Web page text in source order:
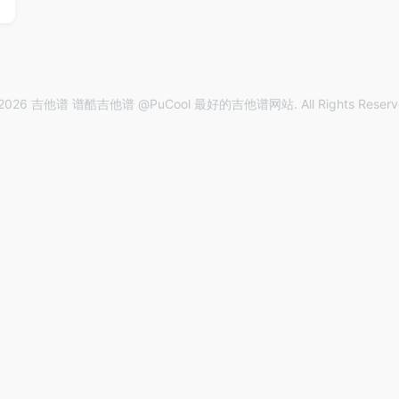
吉他谱 谱酷吉他谱 @PuCool 最好的吉他谱网站. All Rights